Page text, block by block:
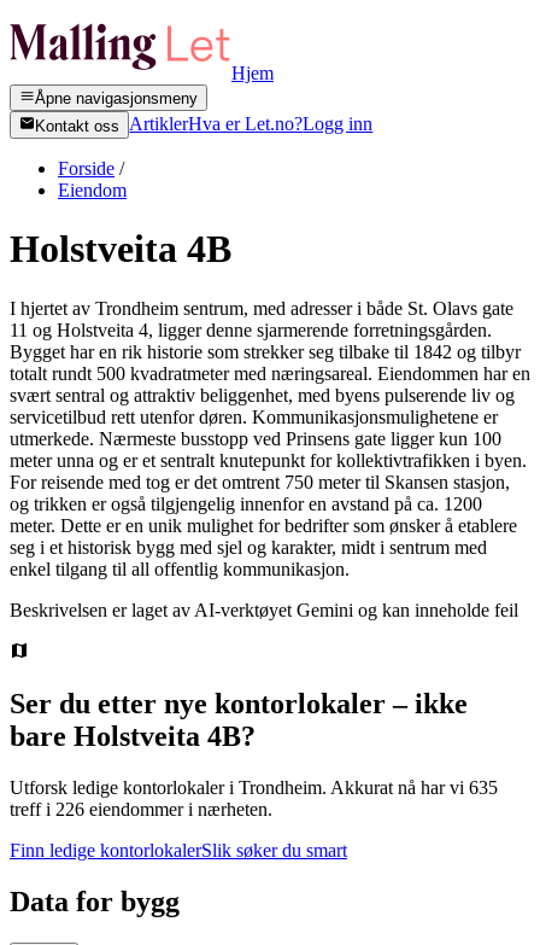
Hjem
Åpne navigasjonsmeny
Kontakt oss
ArtiklerHva er Let.no?Logg inn
Forside /
Eiendom
Holstveita 4B
I hjertet av Trondheim sentrum, med adresser i både St. Olavs gate
11 og Holstveita 4, ligger denne sjarmerende forretningsgården.
Bygget har en rik historie som strekker seg tilbake til 1842 og tilbyr
totalt rundt 500 kvadratmeter med næringsareal. Eiendommen har en
svært sentral og attraktiv beliggenhet, med byens pulserende liv og
servicetilbud rett utenfor døren. Kommunikasjonsmulighetene er
utmerkede. Nærmeste busstopp ved Prinsens gate ligger kun 100
meter unna og er et sentralt knutepunkt for kollektivtrafikken i byen.
For reisende med tog er det omtrent 750 meter til Skansen stasjon,
og trikken er også tilgjengelig innenfor en avstand på ca. 1200
meter. Dette er en unik mulighet for bedrifter som ønsker å etablere
seg i et historisk bygg med sjel og karakter, midt i sentrum med
enkel tilgang til all offentlig kommunikasjon.
Beskrivelsen er laget av AI-verktøyet Gemini og kan inneholde feil
Ser du etter nye kontorlokaler – ikke
bare Holstveita 4B?
Utforsk ledige kontorlokaler i Trondheim. Akkurat nå har vi 635
treff i 226 eiendommer i nærheten.
Finn ledige kontorlokalerSlik søker du smart
Data for bygg